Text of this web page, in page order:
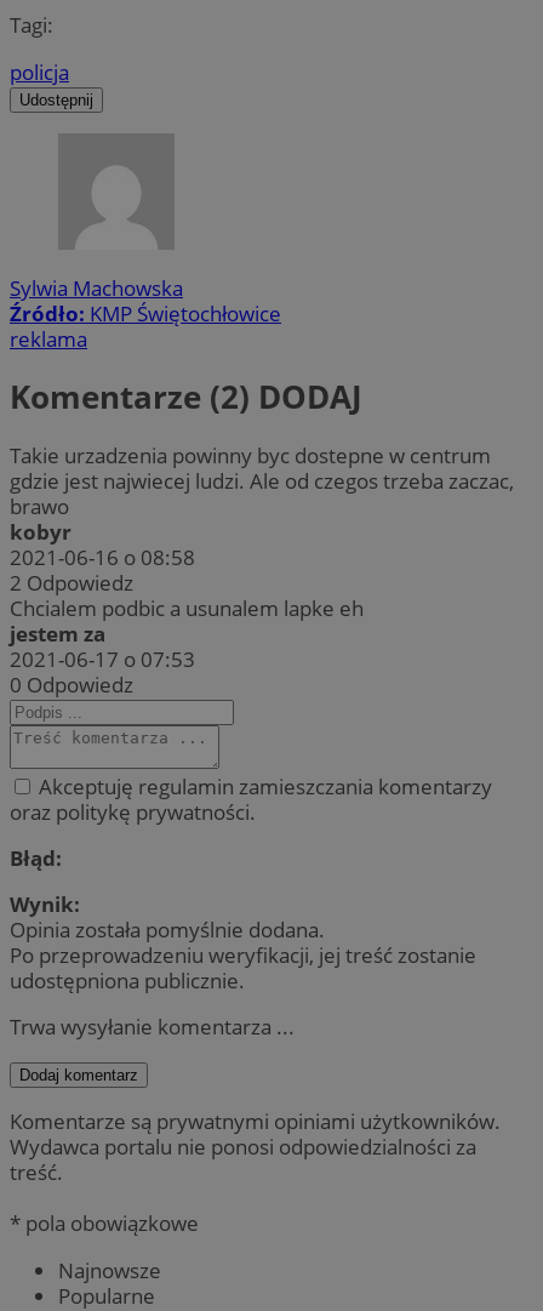
Tagi:
policja
Udostępnij
Sylwia Machowska
Źródło: KMP Świętochłowice
reklama
Komentarze (2) DODAJ
Takie urzadzenia powinny byc dostepne w centrum
gdzie jest najwiecej ludzi. Ale od czegos trzeba zaczac,
brawo
kobyr
2021-06-16 o 08:58
2 Odpowiedz
Chcialem podbic a usunalem lapke eh
jestem za
2021-06-17 o 07:53
0 Odpowiedz
Akceptuję regulamin zamieszczania komentarzy
oraz politykę prywatności.
Błąd:
Wynik:
Opinia została pomyślnie dodana.
Po przeprowadzeniu weryfikacji, jej treść zostanie
udostępniona publicznie.
Trwa wysyłanie komentarza ...
Dodaj komentarz
Komentarze są prywatnymi opiniami użytkowników.
Wydawca portalu nie ponosi odpowiedzialności za
treść.
* pola obowiązkowe
Najnowsze
Popularne